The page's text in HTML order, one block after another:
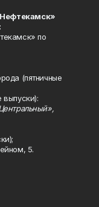
по
(пятничные
выпуски):
5.